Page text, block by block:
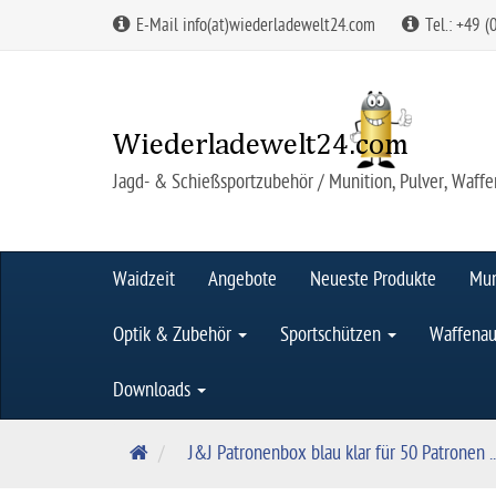
E-Mail info(at)wiederladewelt24.com Tel.: +49
Jagd- & Schießsportzubehör / Munition, Pulver,
Waidzeit Angebote Neueste Produkte
Optik & Zubehör Sportschützen
Downloads
S
J&J Patronenbox blau klar für 50 Patronen